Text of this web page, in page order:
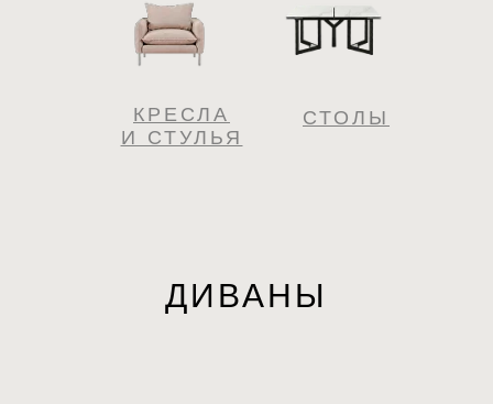
КРЕСЛА
И СТУЛЬЯ
СТОЛЫ
ДИВАНЫ